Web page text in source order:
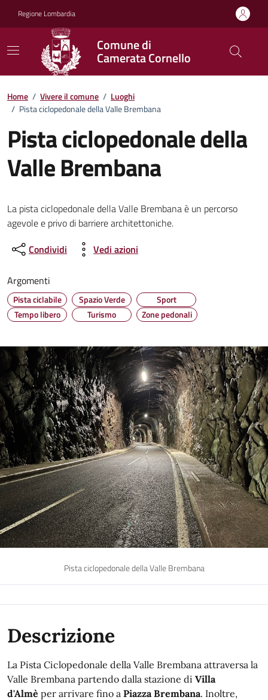
Regione Lombardia
Comune di
Camerata Cornello
Home / Vivere il comune / Luoghi
/ Pista ciclopedonale della Valle Brembana
Pista ciclopedonale della
Valle Brembana
La pista ciclopedonale della Valle Brembana è un percorso
agevole e privo di barriere architettoniche.
Condividi
Vedi azioni
Argomenti
Pista ciclabile Spazio Verde
Sport
Tempo libero
Turismo Zone pedonali
Pista ciclopedonale della Valle Brembana
Descrizione
La Pista Ciclopedonale della Valle Brembana attraversa la
Valle Brembana partendo dalla stazione di Villa
d'Almè per arrivare fino a Piazza Brembana. Inoltre,